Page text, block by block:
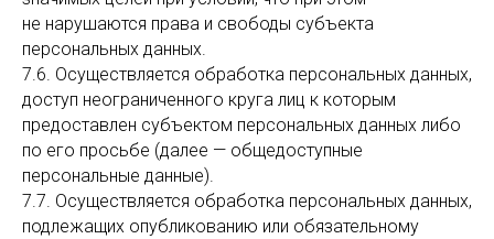
не нарушаются права и свободы субъекта
персональных данных.
7.6. Осуществляется обработка персональных данных,
доступ неограниченного круга лиц к которым
предоставлен субъектом персональных данных либо
по его просьбе (далее — общедоступные
персональные данные).
7.7. Осуществляется обработка персональных данных,
подлежащих опубликованию или обязательному